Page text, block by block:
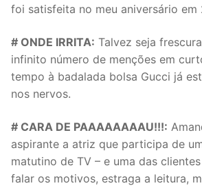
foi satisfeita no meu aniversário em
# ONDE IRRITA: Talvez seja
infinito número de menções em
tempo à badalada bolsa Gucci já
nos nervos.
# CARA DE PAAAAAAAAU!!!:
aspirante a atriz que participa de
matutino de TV – e uma das
falar os motivos, estraga a leitura,